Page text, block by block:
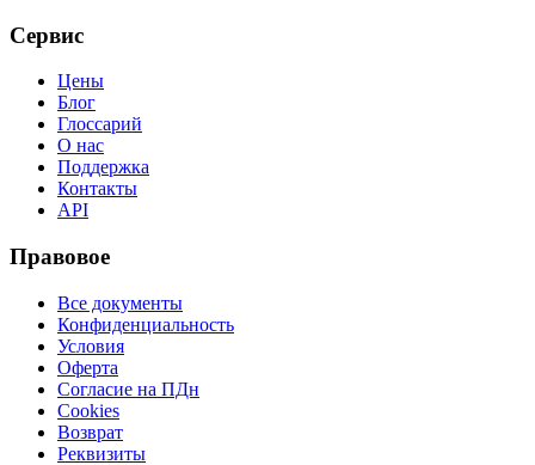
Сервис
Цены
Блог
Глоссарий
О нас
Поддержка
Контакты
API
Правовое
Все документы
Конфиденциальность
Условия
Оферта
Согласие на ПДн
Cookies
Возврат
Реквизиты